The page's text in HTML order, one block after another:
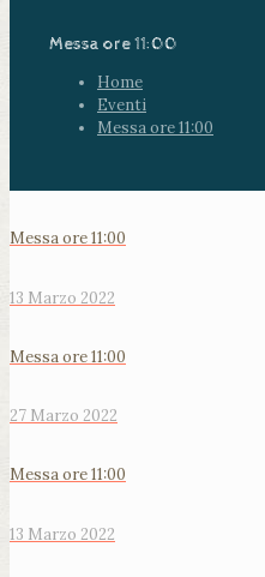
Messa ore 11:00
Home
Eventi
Messa ore 11:00
Messa ore 11:00
13 Marzo 2022
Messa ore 11:00
27 Marzo 2022
Messa ore 11:00
13 Marzo 2022